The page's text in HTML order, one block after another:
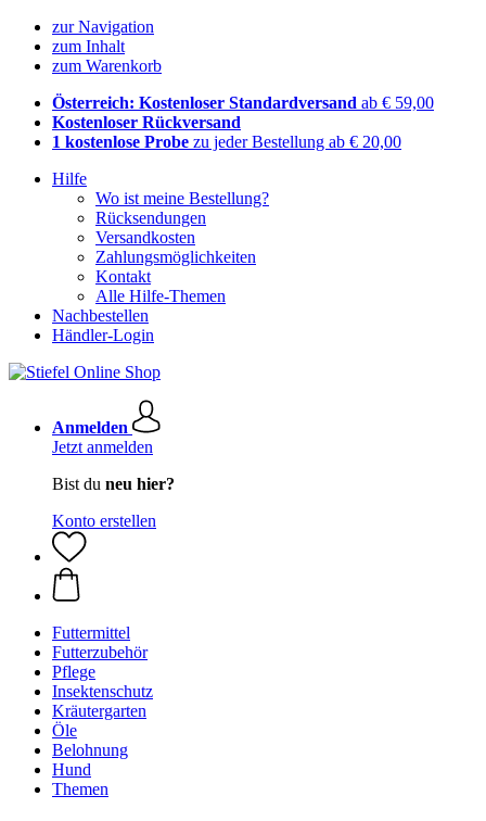
zur Navigation
zum Inhalt
zum Warenkorb
Österreich: Kostenloser Standardversand ab € 59,00
Kostenloser Rückversand
1 kostenlose Probe zu jeder Bestellung ab € 20,00
Hilfe
Wo ist meine Bestellung?
Rücksendungen
Versandkosten
Zahlungsmöglichkeiten
Kontakt
Alle Hilfe-Themen
Nachbestellen
Händler-Login
Anmelden
Jetzt anmelden
Bist du neu hier?
Konto erstellen
Futtermittel
Futterzubehör
Pflege
Insektenschutz
Kräutergarten
Öle
Belohnung
Hund
Themen